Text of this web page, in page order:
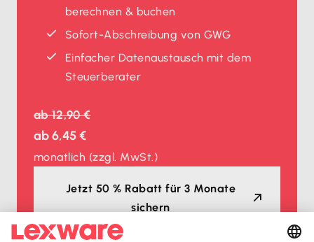
berechnen & buchen
Sofort-Abschreibung von GWG
Einfacher Datenaustausch mit dem
Steuerberater
ab12,90 €
ab6,45 €
monatlich (zzgl. MwSt.)
Jetzt 50 % Rabatt für 3 Monate
sichern